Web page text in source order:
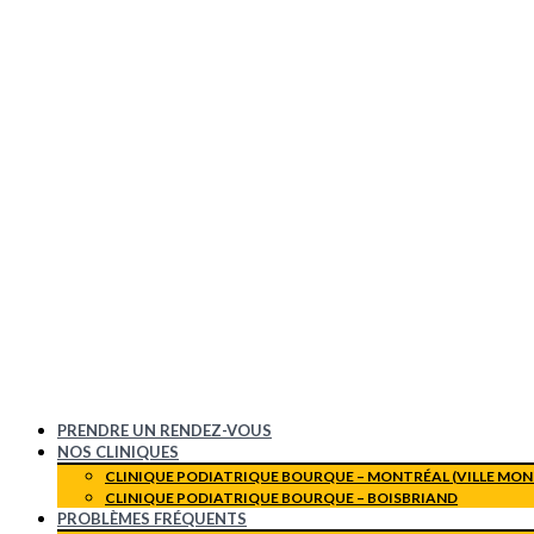
PRENDRE UN RENDEZ-VOUS
NOS CLINIQUES
CLINIQUE PODIATRIQUE BOURQUE – MONTRÉAL (VILLE
CLINIQUE PODIATRIQUE BOURQUE – BOISBRIAND
PROBLÈMES FRÉQUENTS